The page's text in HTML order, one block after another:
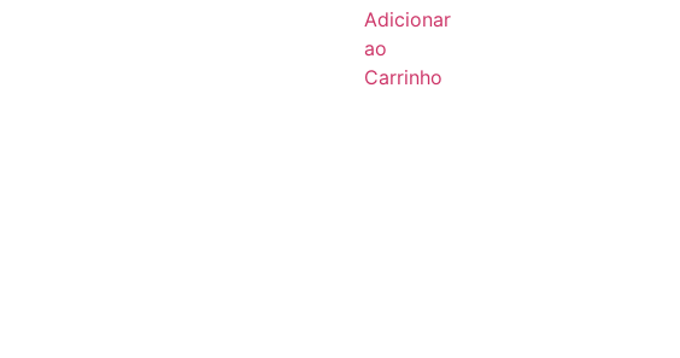
Adicionar
ao
Carrinho